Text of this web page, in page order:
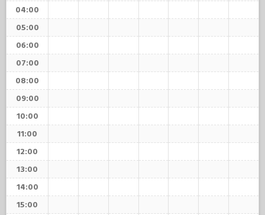
04:00
05:00
06:00
07:00
08:00
09:00
10:00
11:00
12:00
13:00
14:00
15:00